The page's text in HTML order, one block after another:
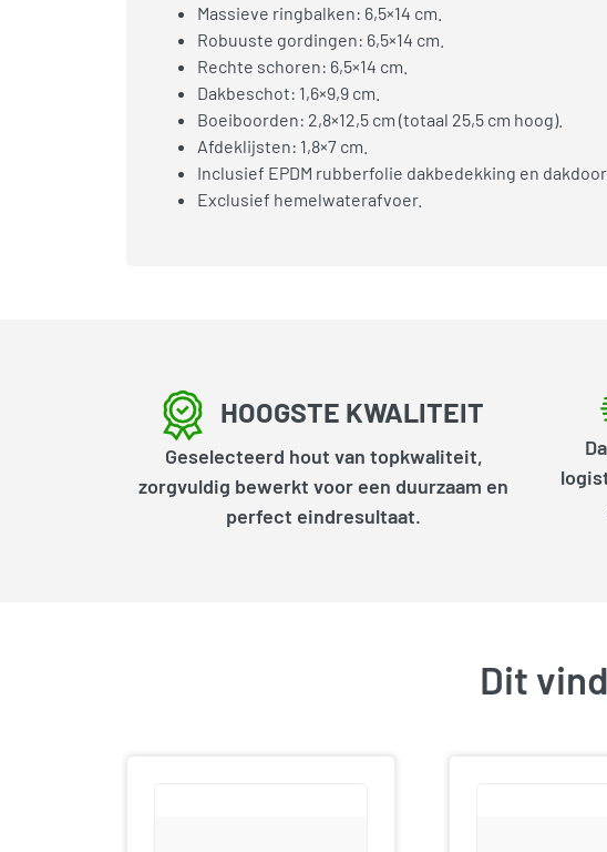
Massieve ringbalken: 6,5×14 cm.
Robuuste gordingen: 6,5×14 cm.
Rechte schoren: 6,5×14 cm.
Dakbeschot: 1,6×9,9 cm.
Boeiboorden: 2,8×12,5 cm (totaal 25,5 cm hoog).
Afdeklijsten: 1,8×7 cm.
Inclusief EPDM rubberfolie dakbedekking en
Exclusief hemelwaterafvoer.
HOOGSTE KWALITEIT
Geselecteerd hout van topkwaliteit,
zorgvuldig bewerkt voor een duurzaam en
perfect eindresultaat.
Dit